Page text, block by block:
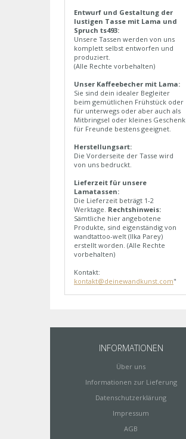
Entwurf und Gestaltung der
lustigen Tasse mit Lama und
Spruch ts493:
Unsere Tassen werden von uns
komplett selbst entworfen und
produziert.
(Alle Rechte vorbehalten)
Unser Kaffeebecher mit Lama:
Sie sind dein idealer Begleiter
beim gemütlichen Frühstück oder
für unterwegs oder aber auch als
Mitbringsel oder kleines Geschenk
für Freunde bestens geeignet.
Herstellungsart:
Die Vorderseite der Tasse wird
von uns bedruckt.
Lieferzeit für unsere
Lamatassen:
Die Lieferzeit beträgt 1-2
Werktage. Rechtshinweis:
Sämtliche hier angebotene
Produkte, sind eigenständig von
wandtattoo-welt (Ilka Parey)
erstellt worden. (Alle Rechte
vorbehalten)
Kontakt:
kontakt@deinewandkunst.com"
INFORMATIONEN
Über uns
Informationen zur Lieferung
Datenschutzerklärung
Impressum
AGB